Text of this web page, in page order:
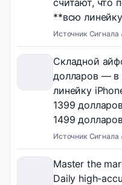
считают, что
**всю
Источник Сигнала
Складной
долларов — в
линейку
1399
1499
Источник Сигнала
Master the
Daily high-